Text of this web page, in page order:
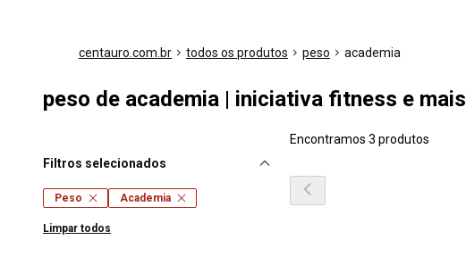
centauro.com.br todos os produtos peso academia
peso de academia | iniciativa fitness e mais
Filtros selecionados
Peso Academia
Limpar todos
Encontramos 3 produtos